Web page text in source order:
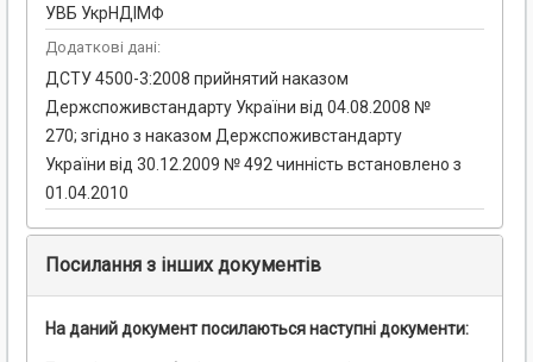
УВБ УкрНДІМФ
Додаткові дані:
ДСТУ 4500-3:2008 прийнятий наказом
Держспоживстандарту України від 04.08.2008 №
270; згідно з наказом Держспоживстандарту
України від 30.12.2009 № 492 чинність встановлено з
01.04.2010
Посилання з інших документів
На даний документ посилаються наступні документи: